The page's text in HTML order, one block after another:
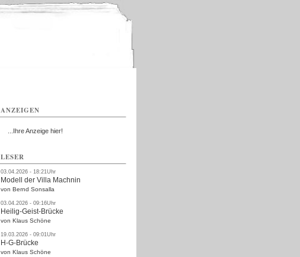
ANZEIGEN
...Ihre Anzeige hier!
LESER
03.04.2026 - 18:21Uhr
Modell der Villa Machnin
von Bernd Sonsalla
03.04.2026 - 09:16Uhr
Heilig-Geist-Brücke
von Klaus Schöne
19.03.2026 - 09:01Uhr
H-G-Brücke
von Klaus Schöne